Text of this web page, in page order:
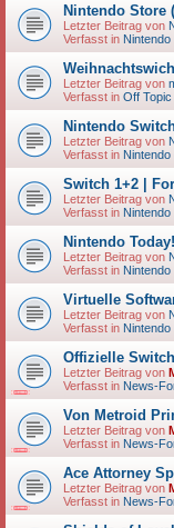
Nintendo Store
Letzter Beitrag von
Verfasst in Nintendo
Letzter Beitrag von
Verfasst in Off Topic
Nintendo
Letzter Beitrag von
Verfasst in Nintendo
Switch 1+2 |
Letzter Beitrag von
Verfasst in Nintendo
Nintendo Today!
Letzter Beitrag von
Verfasst in Nintendo
Virtuelle
Letzter Beitrag von
Verfasst in Nintendo
Offizielle
Letzter Beitrag von
Verfasst in News-
Von Metroid
Letzter Beitrag von
Verfasst in News-
Ace Attorney
Letzter Beitrag von
Verfasst in News-